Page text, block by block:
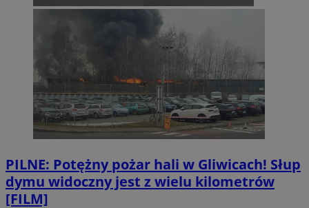
PILNE: Potężny pożar hali w Gliwicach! Słup
dymu widoczny jest z wielu kilometrów
[FILM]